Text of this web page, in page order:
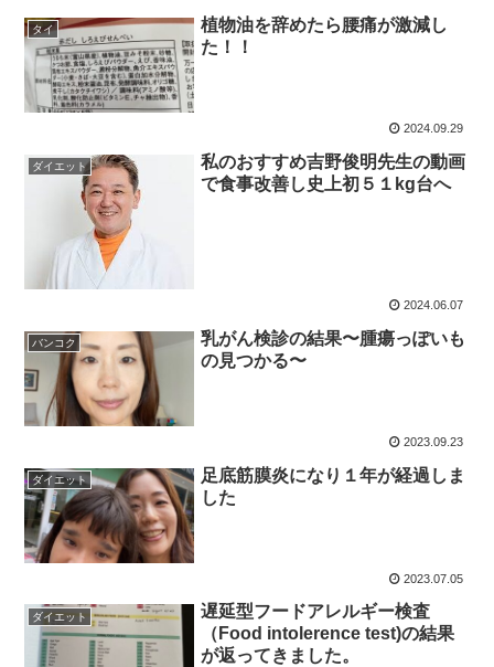
タイ
植物油を辞めたら腰痛が激減し
た！！
2024.09.29
ダイエット
私のおすすめ吉野俊明先生の動画
で食事改善し史上初５１kg台へ
2024.06.07
バンコク
乳がん検診の結果〜腫瘍っぽいも
の見つかる〜
2023.09.23
ダイエット
足底筋膜炎になり１年が経過しま
した
2023.07.05
ダイエット
遅延型フードアレルギー検査
（Food intolerence test)の結果
が返ってきました。